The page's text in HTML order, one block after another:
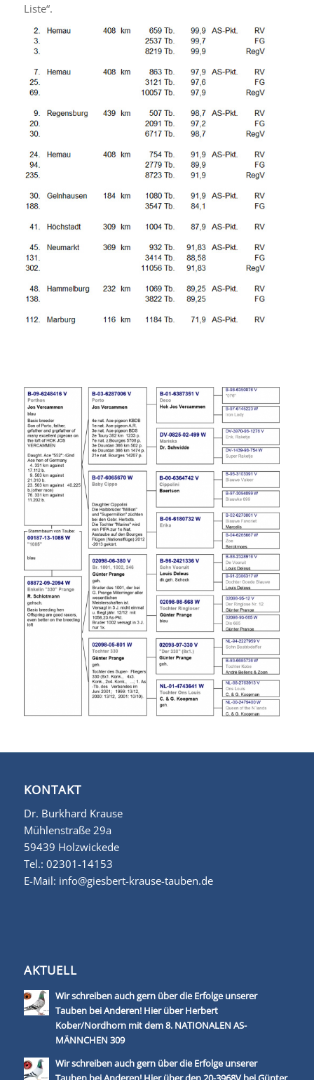
Liste“.
KONTAKT
Dr. Burkhard Krause
Mühlenstraße 29a
59439 Holzwickede
Tel.: 02301-14153
E-Mail: info@giesbert-krause-tauben.de
AKTUELL
Wir schreiben auch gern über die Erfolge unserer
Tauben bei Anderen! Hier über Herbert
Kober/Nordhorn mit dem 8. NATIONALEN AS-
MÄNNCHEN 309
Wir schreiben auch gern über die Erfolge unserer